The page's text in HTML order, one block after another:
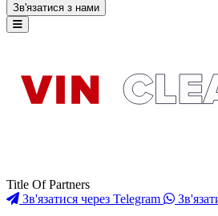
Зв'язатися з нами
Title Of Partners
Зв'язатися через Telegram